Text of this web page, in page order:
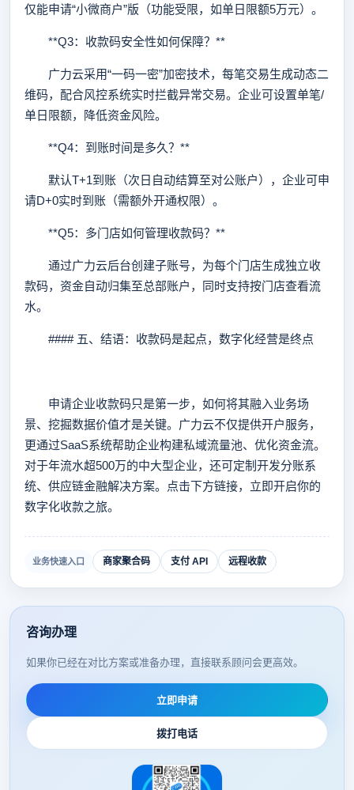
仅能申请“小微商户”版（功能受限，如单日限额5万元）。
**Q3：收款码安全性如何保障？**
广力云采用“一码一密”加密技术，每笔交易生成动态二
维码，配合风控系统实时拦截异常交易。企业可设置单笔/
单日限额，降低资金风险。
**Q4：到账时间是多久？**
默认T+1到账（次日自动结算至对公账户），企业可申
请D+0实时到账（需额外开通权限）。
**Q5：多门店如何管理收款码？**
通过广力云后台创建子账号，为每个门店生成独立收
款码，资金自动归集至总部账户，同时支持按门店查看流
水。
#### 五、结语：收款码是起点，数字化经营是终点
申请企业收款码只是第一步，如何将其融入业务场
景、挖掘数据价值才是关键。广力云不仅提供开户服务，
更通过SaaS系统帮助企业构建私域流量池、优化资金流。
对于年流水超500万的中大型企业，还可定制开发分账系
统、供应链金融解决方案。点击下方链接，立即开启你的
数字化收款之旅。
业务快速入口 商家聚合码 支付 API 远程收款
咨询办理
如果你已经在对比方案或准备办理，直接联系顾问会更高效。
立即申请
拨打电话